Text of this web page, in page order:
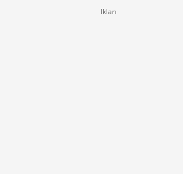
Iklan